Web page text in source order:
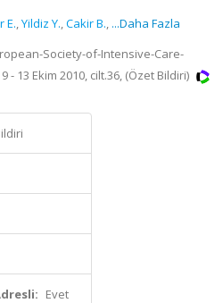
E.,Yildiz Y.,Cakir B., ...Daha Fazla
Society-of-Intensive-Care-
13 Ekim 2010, cilt.36, (Özet Bildiri)
Evet